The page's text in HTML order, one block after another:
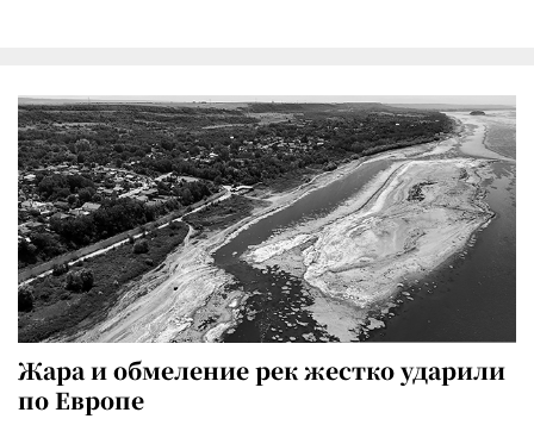
Жара и обмеление рек жестко ударили
по Европе